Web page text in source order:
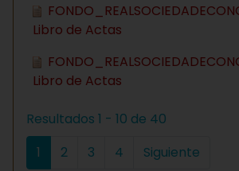
Libro de Actas
Libro de Actas
Resultados 1 - 10 de 40
1
2 3 4 Siguiente